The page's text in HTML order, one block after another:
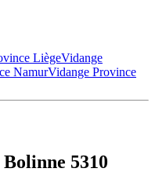
LiègeVidange
NamurVidange Province
5310